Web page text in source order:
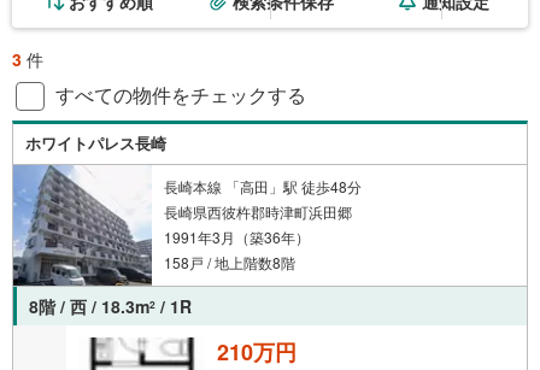
3 件
すべての物件をチェックする
ホワイトパレス長崎
長崎本線 「高田」駅 徒歩48分
長崎県西彼杵郡時津町浜田郷
1991年3月（築36年）
158戸 / 地上階数8階
8階 / 西 / 18.3m2 / 1R
210万円